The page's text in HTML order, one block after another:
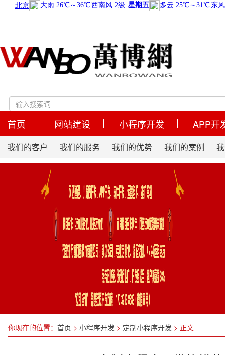
首页 网站建设 小程序开发 APP开
我们的客户 我们的服务 我们的优势 我们的案例
你现在的位置： 首页 > 小程序开发 > 定制小程序开发 > 正文